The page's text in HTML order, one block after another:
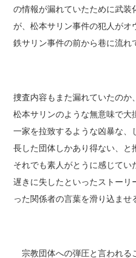
の情報が漏れていたために武装
が、松本サリン事件の犯人が
鉄サリン事件の前から巷に流れ
捜査内容もまた漏れていたの
松本サリンのような無意味で
一家を拉致するような凶暴な
長した団体しかあり得ない、と
それでも素人がとうに感じて
遅きに失したといったストー
った関係者の言葉を滑り込ませ
宗教団体への弾圧と言われる